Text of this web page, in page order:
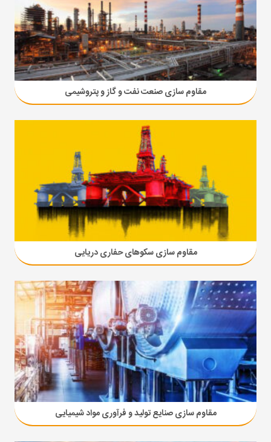
مقاوم سازی صنعت نفت و گاز و پتروشیمی
مقاوم سازی سکوهای حفاری دریایی
مقاوم سازی صنایع تولید و فرآوری مواد شیمیایی